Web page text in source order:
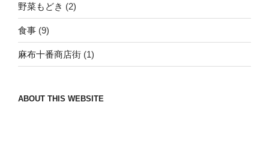
野菜もどき (2)
食事 (9)
麻布十番商店街 (1)
ABOUT THIS WEBSITE